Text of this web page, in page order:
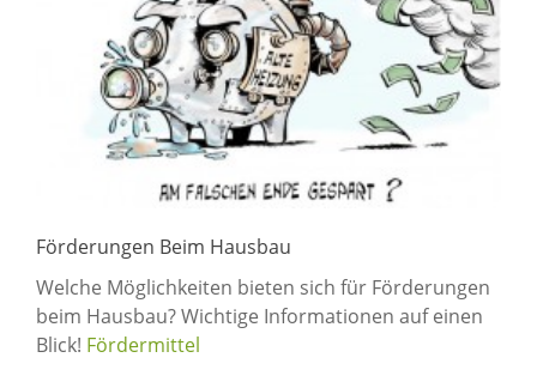
Förderungen Beim Hausbau
Welche Möglichkeiten bieten sich für Förderungen
beim Hausbau? Wichtige Informationen auf einen
Blick! Fördermittel